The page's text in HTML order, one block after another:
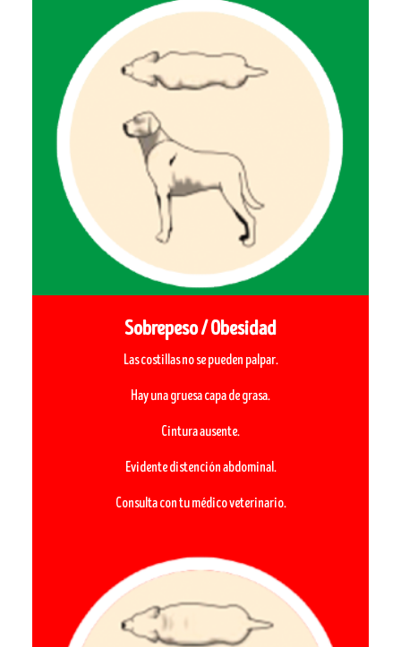
Sobrepeso / Obesidad
Las costillas no se pueden palpar.
Hay una gruesa capa de grasa.
Cintura ausente.
Evidente distención abdominal.
Consulta con tu médico veterinario.